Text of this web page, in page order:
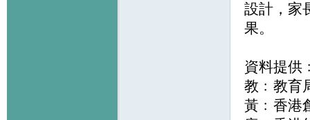
設計，家
果。
資料提供
教﹕教育
黃﹕香港